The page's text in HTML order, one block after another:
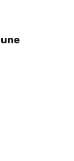
une